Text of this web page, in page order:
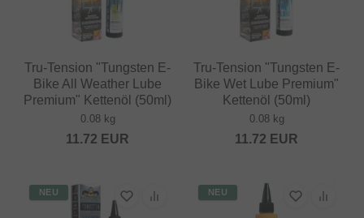
Tru-Tension "Tungsten E-
Bike All Weather Lube
Premium" Kettenöl (50ml)
0.08 kg
11.72 EUR
Tru-Tension "Tungsten E-
Bike Wet Lube Premium"
Kettenöl (50ml)
0.08 kg
11.72 EUR
NEU NEU